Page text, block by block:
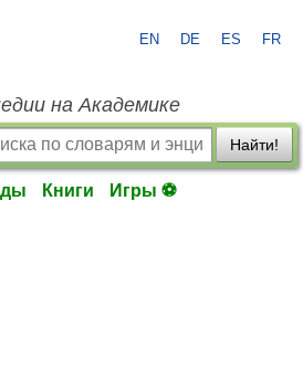
EN DE ES FR
на Академике
Найти!
Книги Игры ⚽